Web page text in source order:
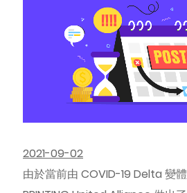
2021-09-02
由於當前由 COVID-19 Delta 變